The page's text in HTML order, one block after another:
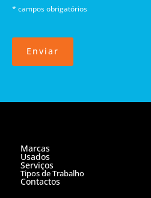
* campos obrigatórios
Enviar
Marcas
Usados
Serviços
Tipos de Trabalho
Contactos